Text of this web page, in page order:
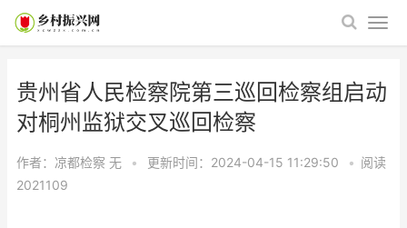
贵州省人民检察院第三巡回检察组启动
对桐州监狱交叉巡回检察
作者：凉都检察 无 • 更新时间：2024-04-15 11:29:50 • 阅读
2021109